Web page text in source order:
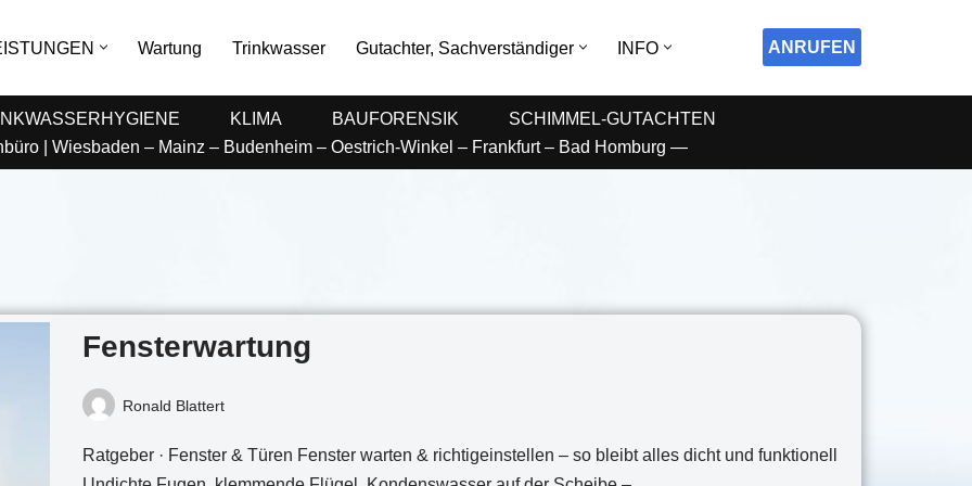
Wartung Trinkwasser Gutachter, Sachverständiger INFO ANRUFEN
KLIMA BAUFORENSIK
SCHIMMEL-GUTACHTEN
| Wiesbaden – Mainz – Budenheim – Oestrich-Winkel – Frankfurt – Bad Homburg —
Fensterwartung
Ronald Blattert
Ratgeber · Fenster & Türen Fenster warten & richtigeinstellen – so bleibt alles dicht und funktionell